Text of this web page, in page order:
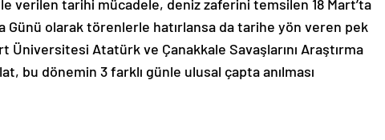
verilen tarihi mücadele, deniz zaferini temsilen 18 Mart’ta
Günü olarak törenlerle hatırlansa da tarihe yön veren pek
Üniversitesi Atatürk ve Çanakkale Savaşlarını Araştırma
bu dönemin 3 farklı günle ulusal çapta anılması